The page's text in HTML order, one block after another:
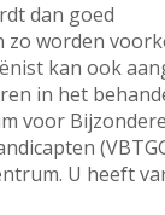
dan goed
worden
kan ook
in het
voor Bijzondere
U heeft